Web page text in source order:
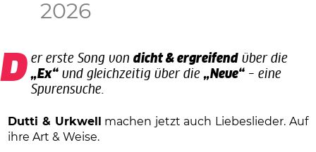
2026
Der erste Song von dicht & ergreifend über die
„Ex“ und gleichzeitig über die„Neue“ – eine
Spurensuche.
Dutti & Urkwell
machen jetzt auch Liebeslieder. Auf
ihre Art & Weise.